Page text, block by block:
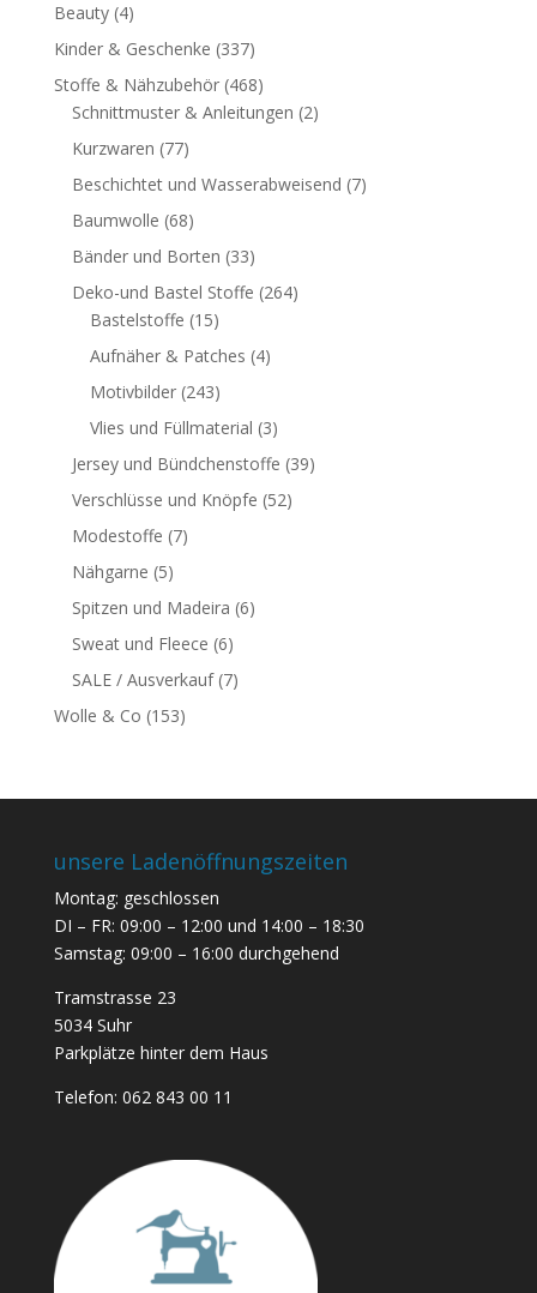
Beauty (4)
Kinder & Geschenke (337)
Stoffe & Nähzubehör (468)
Schnittmuster & Anleitungen (2)
Kurzwaren (77)
Beschichtet und Wasserabweisend (7)
Baumwolle (68)
Bänder und Borten (33)
Deko-und Bastel Stoffe (264)
Bastelstoffe (15)
Aufnäher & Patches (4)
Motivbilder (243)
Vlies und Füllmaterial (3)
Jersey und Bündchenstoffe (39)
Verschlüsse und Knöpfe (52)
Modestoffe (7)
Nähgarne (5)
Spitzen und Madeira (6)
Sweat und Fleece (6)
SALE / Ausverkauf (7)
Wolle & Co (153)
unsere Ladenöffnungszeiten
Montag: geschlossen
DI – FR: 09:00 – 12:00 und 14:00 – 18:30
Samstag: 09:00 – 16:00 durchgehend
Tramstrasse 23
5034 Suhr
Parkplätze hinter dem Haus
Telefon: 062 843 00 11